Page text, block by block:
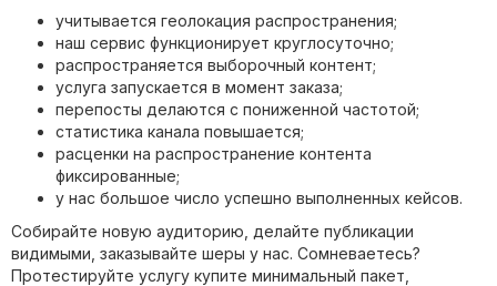
учитывается геолокация распространения;
наш сервис функционирует круглосуточно;
распространяется выборочный контент;
услуга запускается в момент заказа;
перепосты делаются с пониженной частотой;
статистика канала повышается;
расценки на распространение контента
фиксированные;
у нас большое число успешно выполненных кейсов.
Собирайте новую аудиторию, делайте публикации
видимыми, заказывайте шеры у нас. Сомневаетесь?
Протестируйте услугу купите минимальный пакет,